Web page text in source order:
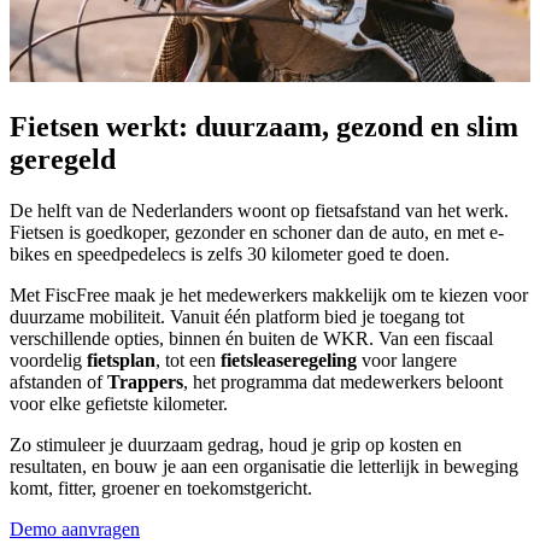
Fietsen werkt: duurzaam, gezond en slim
geregeld
De helft van de Nederlanders woont op fietsafstand van het werk.
Fietsen is goedkoper, gezonder en schoner dan de auto, en met e-
bikes en speedpedelecs is zelfs 30 kilometer goed te doen.
Met FiscFree maak je het medewerkers makkelijk om te kiezen voor
duurzame mobiliteit. Vanuit één platform bied je toegang tot
verschillende opties, binnen én buiten de WKR. Van een fiscaal
voordelig fietsplan, tot een fietsleaseregeling voor langere
afstanden ofTrappers, het programma dat medewerkers beloont
voor elke gefietste kilometer.
Zo stimuleer je duurzaam gedrag, houd je grip op kosten en
resultaten, en bouw je aan een organisatie die letterlijk in beweging
komt, fitter, groener en toekomstgericht.
Demo aanvragen